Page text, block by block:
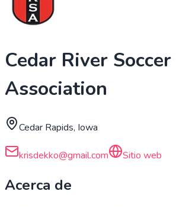
Cedar River Soccer
Association
Cedar Rapids, Iowa
krisdekko@gmail.com Sitio web
Acerca de